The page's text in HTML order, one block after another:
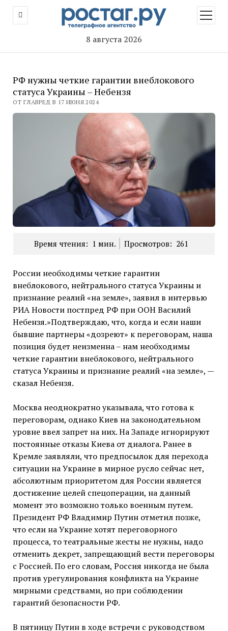
8 августа 2026
меню
РФ нужны четкие гарантии внеблокового
статуса Украины – Небензя
ОТ ГЛАВРЕД В 17 ИЮНЯ 2024
Время чтения: 1 мин. Просмотров: 261
России необходимы четкие гарантии
внеблокового, нейтрального статуса Украины и
признание реалий «на земле», заявил в интервью
РИА Новости постпред РФ при ООН Василий
Небензя.»Подтверждаю, что, когда и если наши
бывшие партнеры «дозреют» к переговорам, наша
позиция будет неизменна – нам необходимы
четкие гарантии внеблокового, нейтрального
статуса Украины и признание реалий «на земле», —
сказал Небензя.
Москва неоднократно указывала, что готова к
переговорам, однако Киев на законодательном
уровне ввел запрет на них. На Западе игнорируют
постоянные отказы Киева от диалога. Ранее в
Кремле заявляли, что предпосылок для перехода
ситуации на Украине в мирное русло сейчас нет,
абсолютным приоритетом для России является
достижение целей спецоперации, на данный
момент это возможно только военным путем.
Президент РФ Владимир Путин отметил позже,
что если на Украине хотят переговорного
процесса, то театральные жесты не нужны, надо
отменить декрет, запрещающий вести переговоры
с Россией. По его словам, Россия никогда не была
против урегулирования конфликта на Украине
мирными средствами, но при соблюдении
гарантий безопасности РФ.
В пятницу Путин в ходе встречи с руководством